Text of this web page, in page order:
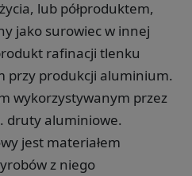
lub półproduktem,
jako surowiec w innej
rafinacji tlenku
przy produkcji aluminium.
wykorzystywanym przez
druty aluminiowe.
jest materiałem
z niego